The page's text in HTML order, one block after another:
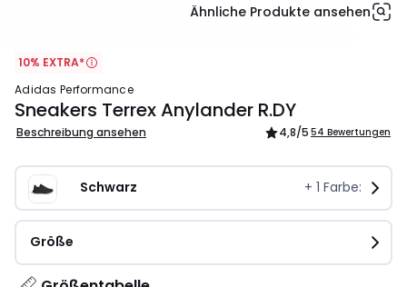
Ähnliche Produkte ansehen
10% EXTRA*
adidas Performance
Sneakers Terrex Anylander R.DY
Beschreibung ansehen 4,8/5 54 Bewertungen
Schwarz + 1 Farbe:
Größe